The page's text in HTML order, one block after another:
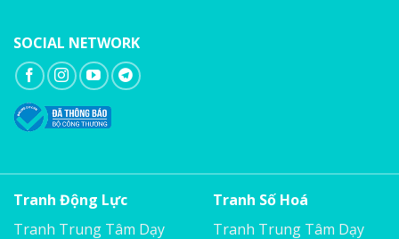
SOCIAL NETWORK
Tranh Động Lực
Tranh Trung Tâm Dạy
Tranh Số Hoá
Tranh Trung Tâm Dạy